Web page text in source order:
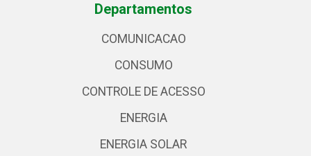
Departamentos
COMUNICACAO
CONSUMO
CONTROLE DE ACESSO
ENERGIA
ENERGIA SOLAR